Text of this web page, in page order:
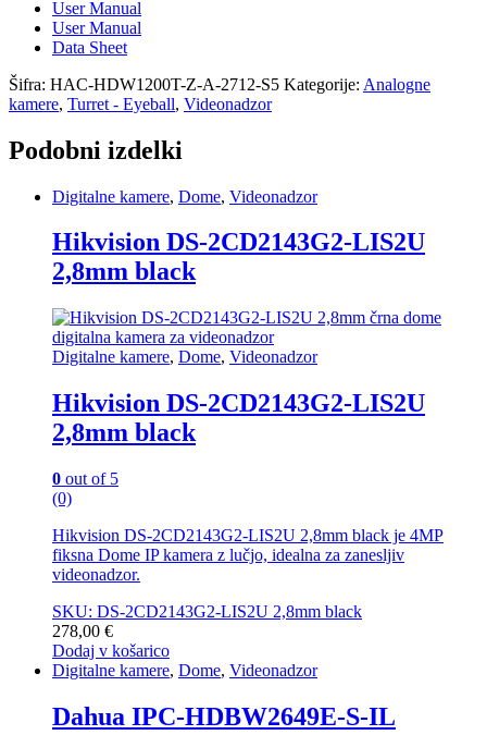
User Manual
User Manual
Data Sheet
Šifra: HAC-HDW1200T-Z-A-2712-S5 Kategorije: Analogne
kamere, Turret - Eyeball, Videonadzor
Podobni izdelki
Digitalne kamere, Dome, Videonadzor
Hikvision DS-2CD2143G2-LIS2U
2,8mm black
Digitalne kamere, Dome, Videonadzor
Hikvision DS-2CD2143G2-LIS2U
2,8mm black
0 out of 5
(0)
Hikvision DS-2CD2143G2-LIS2U 2,8mm black je 4MP
fiksna Dome IP kamera z lučjo, idealna za zanesljiv
videonadzor.
SKU: DS-2CD2143G2-LIS2U 2,8mm black
278,00 €
Dodaj v košarico
Digitalne kamere, Dome, Videonadzor
Dahua IPC-HDBW2649E-S-IL